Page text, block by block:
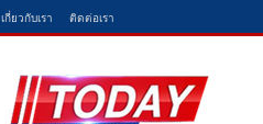
เกี่ยวกับเรา ติดต่อเรา